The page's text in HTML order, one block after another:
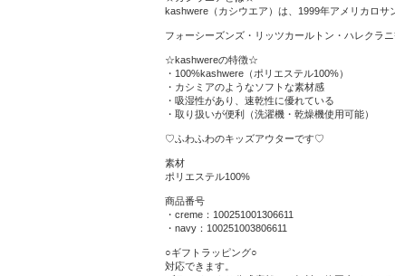
kashwere（カシウエア）は、1999年アメリカロサ
フォーシーズンズ・リッツカールトン・ハレクラ
☆kashwereの特徴☆
・100%kashwere（ポリエステル100%）
・カシミアのようなソフトな素材感
・吸湿性があり、速乾性に優れている
・取り扱いが便利（洗濯機・乾燥機使用可能）
♡ふわふわのキッズアウターです♡
素材
ポリエステル100%
商品番号
・creme：100251001306611
・navy：100251003806611
○ギフトラッピング○
対応できます。